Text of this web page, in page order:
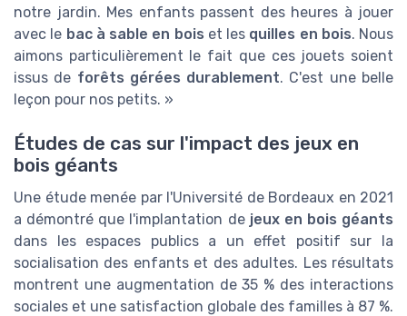
notre jardin. Mes enfants passent des heures à jouer
avec le bac à sable en bois et les quilles en bois. Nous
aimons particulièrement le fait que ces jouets soient
issus de forêts gérées durablement. C'est une belle
leçon pour nos petits. »
Études de cas sur l'impact des jeux en
bois géants
Une étude menée par l'Université de Bordeaux en 2021
a démontré que l'implantation de jeux en bois géants
dans les espaces publics a un effet positif sur la
socialisation des enfants et des adultes. Les résultats
montrent une augmentation de 35 % des interactions
sociales et une satisfaction globale des familles à 87 %.